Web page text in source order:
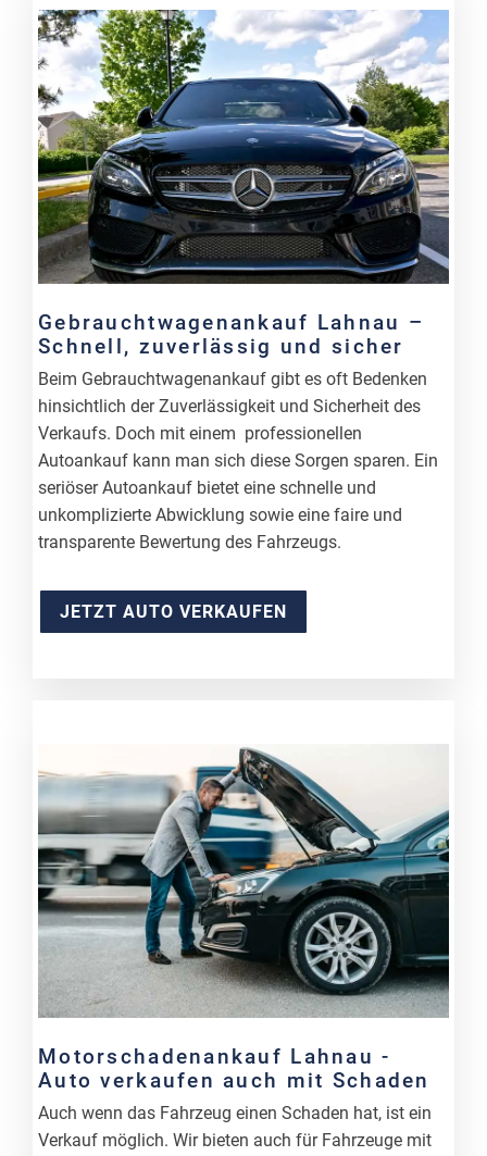
Gebrauchtwagenankauf Lahnau –
Schnell, zuverlässig und sicher
Beim Gebrauchtwagenankauf gibt es oft Bedenken
hinsichtlich der Zuverlässigkeit und Sicherheit des
Verkaufs. Doch mit einem professionellen
Autoankauf kann man sich diese Sorgen sparen. Ein
seriöser Autoankauf bietet eine schnelle und
unkomplizierte Abwicklung sowie eine faire und
transparente Bewertung des Fahrzeugs.
JETZT AUTO VERKAUFEN
Motorschadenankauf Lahnau -
Auto verkaufen auch mit Schaden
Auch wenn das Fahrzeug einen Schaden hat, ist ein
Verkauf möglich. Wir bieten auch für Fahrzeuge mit